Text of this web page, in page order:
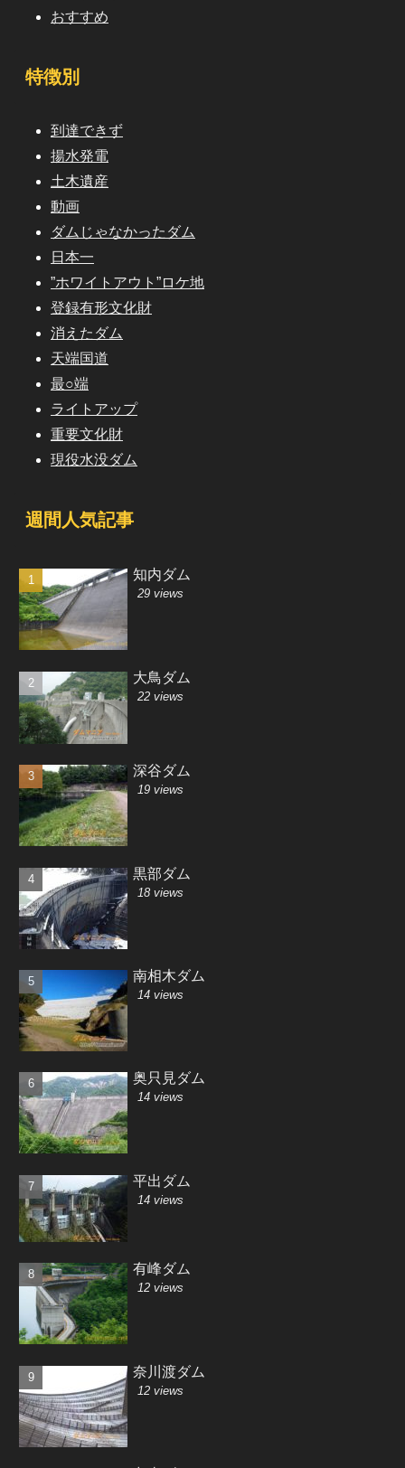
おすすめ
特徴別
到達できず
揚水発電
土木遺産
動画
ダムじゃなかったダム
日本一
”ホワイトアウト”ロケ地
登録有形文化財
消えたダム
天端国道
最○端
ライトアップ
重要文化財
現役水没ダム
週間人気記事
知内ダム
29 views
大鳥ダム
22 views
深谷ダム
19 views
黒部ダム
18 views
南相木ダム
14 views
奥只見ダム
14 views
平出ダム
14 views
有峰ダム
12 views
奈川渡ダム
12 views